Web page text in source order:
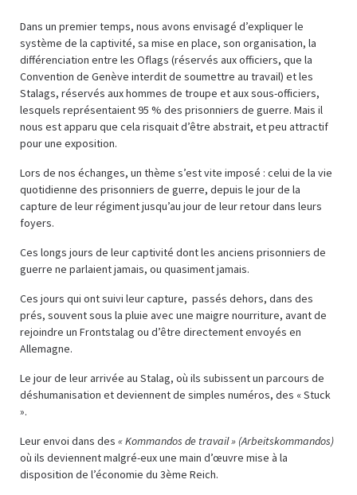
Dans un premier temps, nous avons envisagé d’expliquer le
système de la captivité, sa mise en place, son organisation, la
différenciation entre les Oflags (réservés aux officiers, que la
Convention de Genève interdit de soumettre au travail) et les
Stalags, réservés aux hommes de troupe et aux sous-officiers,
lesquels représentaient 95 % des prisonniers de guerre. Mais il
nous est apparu que cela risquait d’être abstrait, et peu attractif
pour une exposition.
Lors de nos échanges, un thème s’est vite imposé : celui de la vie
quotidienne des prisonniers de guerre, depuis le jour de la
capture de leur régiment jusqu’au jour de leur retour dans leurs
foyers.
Ces longs jours de leur captivité dont les anciens prisonniers de
guerre ne parlaient jamais, ou quasiment jamais.
Ces jours qui ont suivi leur capture, passés dehors, dans des
prés, souvent sous la pluie avec une maigre nourriture, avant de
rejoindre un Frontstalag ou d’être directement envoyés en
Allemagne.
Le jour de leur arrivée au Stalag, où ils subissent un parcours de
déshumanisation et deviennent de simples numéros, des « Stuck
».
Leur envoi dans des « Kommandos de travail » (Arbeitskommandos)
où ils deviennent malgré-eux une main d’œuvre mise à la
disposition de l’économie du 3ème Reich.